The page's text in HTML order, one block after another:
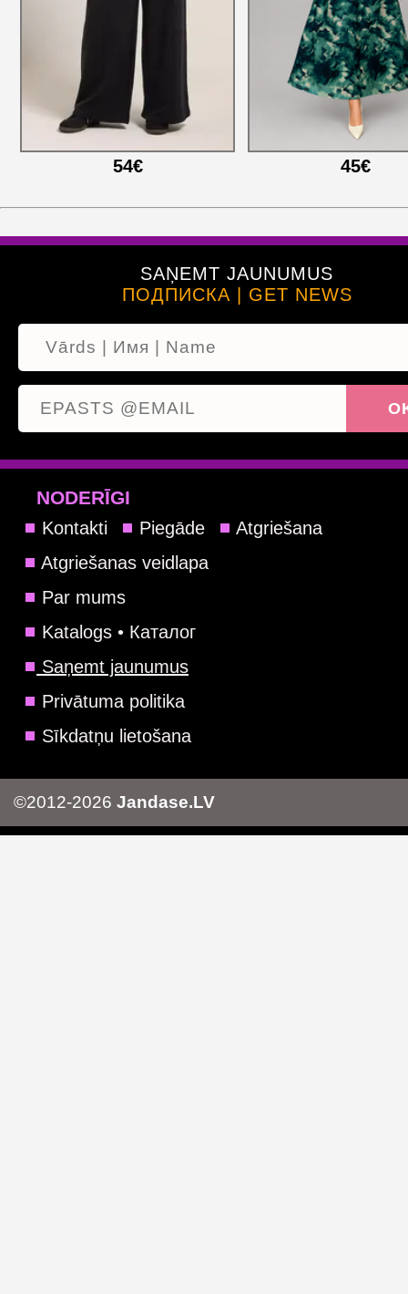
54€ 45€
SAŅEMT JAUNUMUS
ПОДПИСКА | GET NEWS
NODERĪGI
Kontakti Piegāde
Atgriešana
Atgriešanas veidlapa
Par mums
Katalogs • Каталог
Saņemt jaunumus
Privātuma politika
Sīkdatņu lietošana
©2012-2026 Jandase.LV